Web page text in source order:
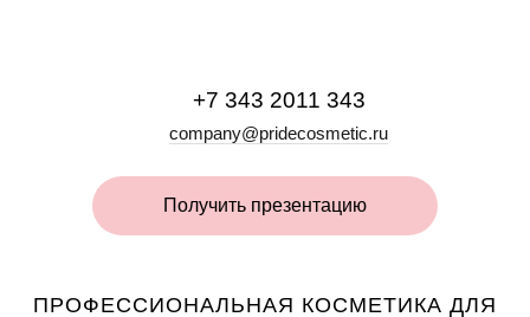
+7 343 2011 343
company@pridecosmetic.ru
Получить презентацию
ПРОФЕССИОНАЛЬНАЯ КОСМЕТИКА ДЛЯ